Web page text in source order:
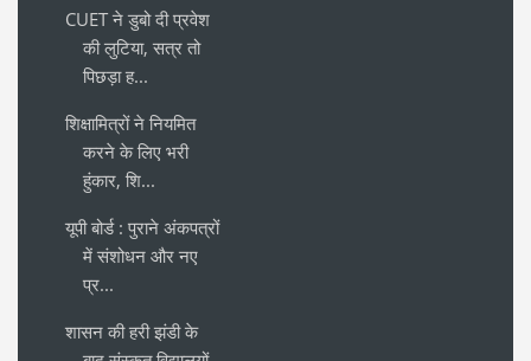
CUET ने डुबो दी प्रवेश
की लुटिया, सत्र तो
पिछड़ा ह...
शिक्षामित्रों ने नियमित
करने के लिए भरी
हुंकार, शि...
यूपी बोर्ड : पुराने अंकपत्रों
में संशोधन और नए
प्र...
शासन की हरी झंडी के